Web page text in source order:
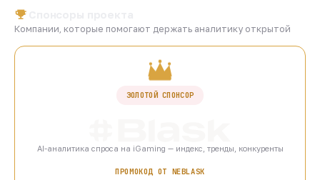
Компании, которые помогают держать аналитику открытой
ЗОЛОТОЙ СПОНСОР
AI-аналитика спроса на iGaming — индекс, тренды, конкуренты
ПРОМОКОД ОТ NEBLASK